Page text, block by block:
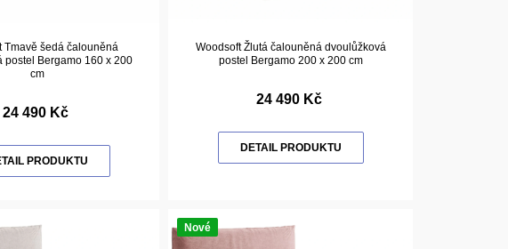
Tmavě šedá čalouněná
postel Bergamo 160 x 200
cm
24 490 Kč
PRODUKTU
Woodsoft Žlutá čalouněná dvoulůžková
postel Bergamo 200 x 200 cm
24 490 Kč
DETAIL PRODUKTU
Nové